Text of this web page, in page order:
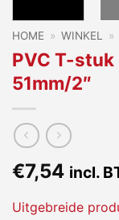
HOME » WINKEL »
PVC T-stuk
51mm/2″
€7,54 incl.
Uitgebreide